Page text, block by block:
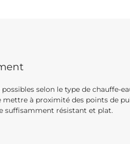
selon le type de chauffe-
mettre à proximité des points de
suffisamment résistant et plat.